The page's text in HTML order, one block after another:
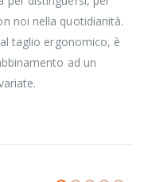
noi nella quotidianità.
taglio ergonomico, è
ad un